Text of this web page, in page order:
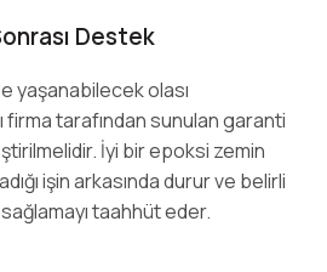
Destek
yaşanabilecek olası
tarafından sunulan garanti
İyi bir epoksi zemin
işin arkasında durur ve belirli
taahhüt eder.